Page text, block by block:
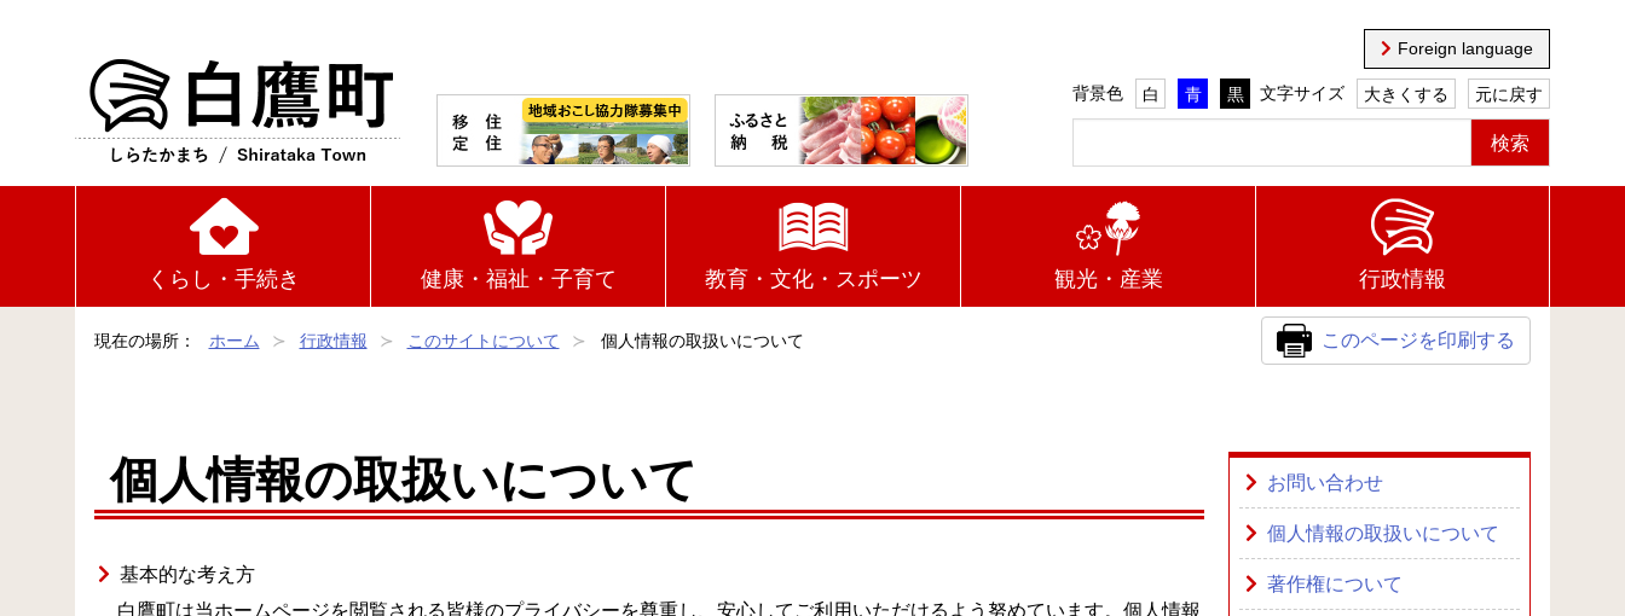
Foreign language
背景色 白 青 黒 文字サイズ 大きくする 元に戻す
くらし・手続き 健康・福祉・子育て 教育・文化・スポーツ 観光・産業 行政情報
現在の場所： ホーム 行政情報 このサイトについて 個人情報の取扱いについて このページを印刷する
個人情報の取扱いについて
基本的な考え方
白鷹町は当ホームページを閲覧される皆様のプライバシーを尊重し、安心してご利用いただけるよう努めています。個人情報
お問い合わせ
個人情報の取扱いについて
著作権について